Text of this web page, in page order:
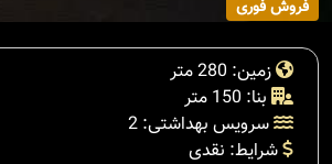
فروش فوری
زمین: 280 متر
بنا: 150 متر
سرویس بهداشتی: 2
شرایط: نقدی